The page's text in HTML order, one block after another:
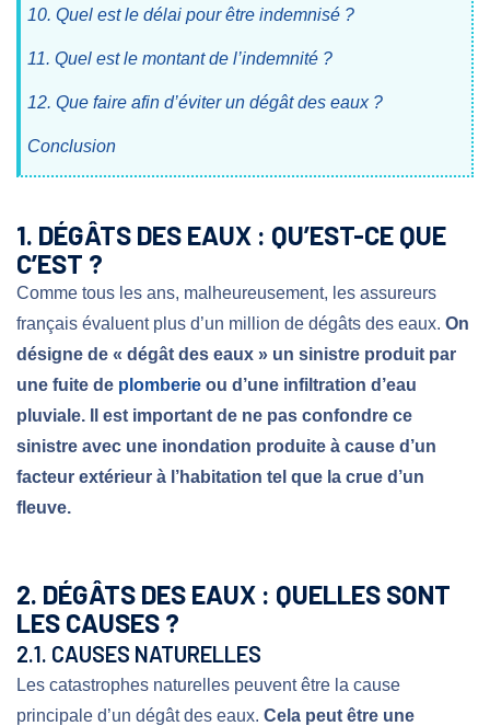
10. Quel est le délai pour être indemnisé ?
11. Quel est le montant de l’indemnité ?
12. Que faire afin d’éviter un dégât des eaux ?
Conclusion
1. DÉGÂTS DES EAUX : QU’EST-CE QUE
C’EST ?
Comme tous les ans, malheureusement, les assureurs
français évaluent plus d’un million de dégâts des eaux. On
désigne de « dégât des eaux » un sinistre produit par
une fuite de plomberie ou d’une infiltration d’eau
pluviale. Il est important de ne pas confondre ce
sinistre avec une inondation produite à cause d’un
facteur extérieur à l’habitation tel que la crue d’un
fleuve.
2. DÉGÂTS DES EAUX : QUELLES SONT
LES CAUSES ?
2.1. CAUSES NATURELLES
Les catastrophes naturelles peuvent être la cause
principale d’un dégât des eaux. Cela peut être une